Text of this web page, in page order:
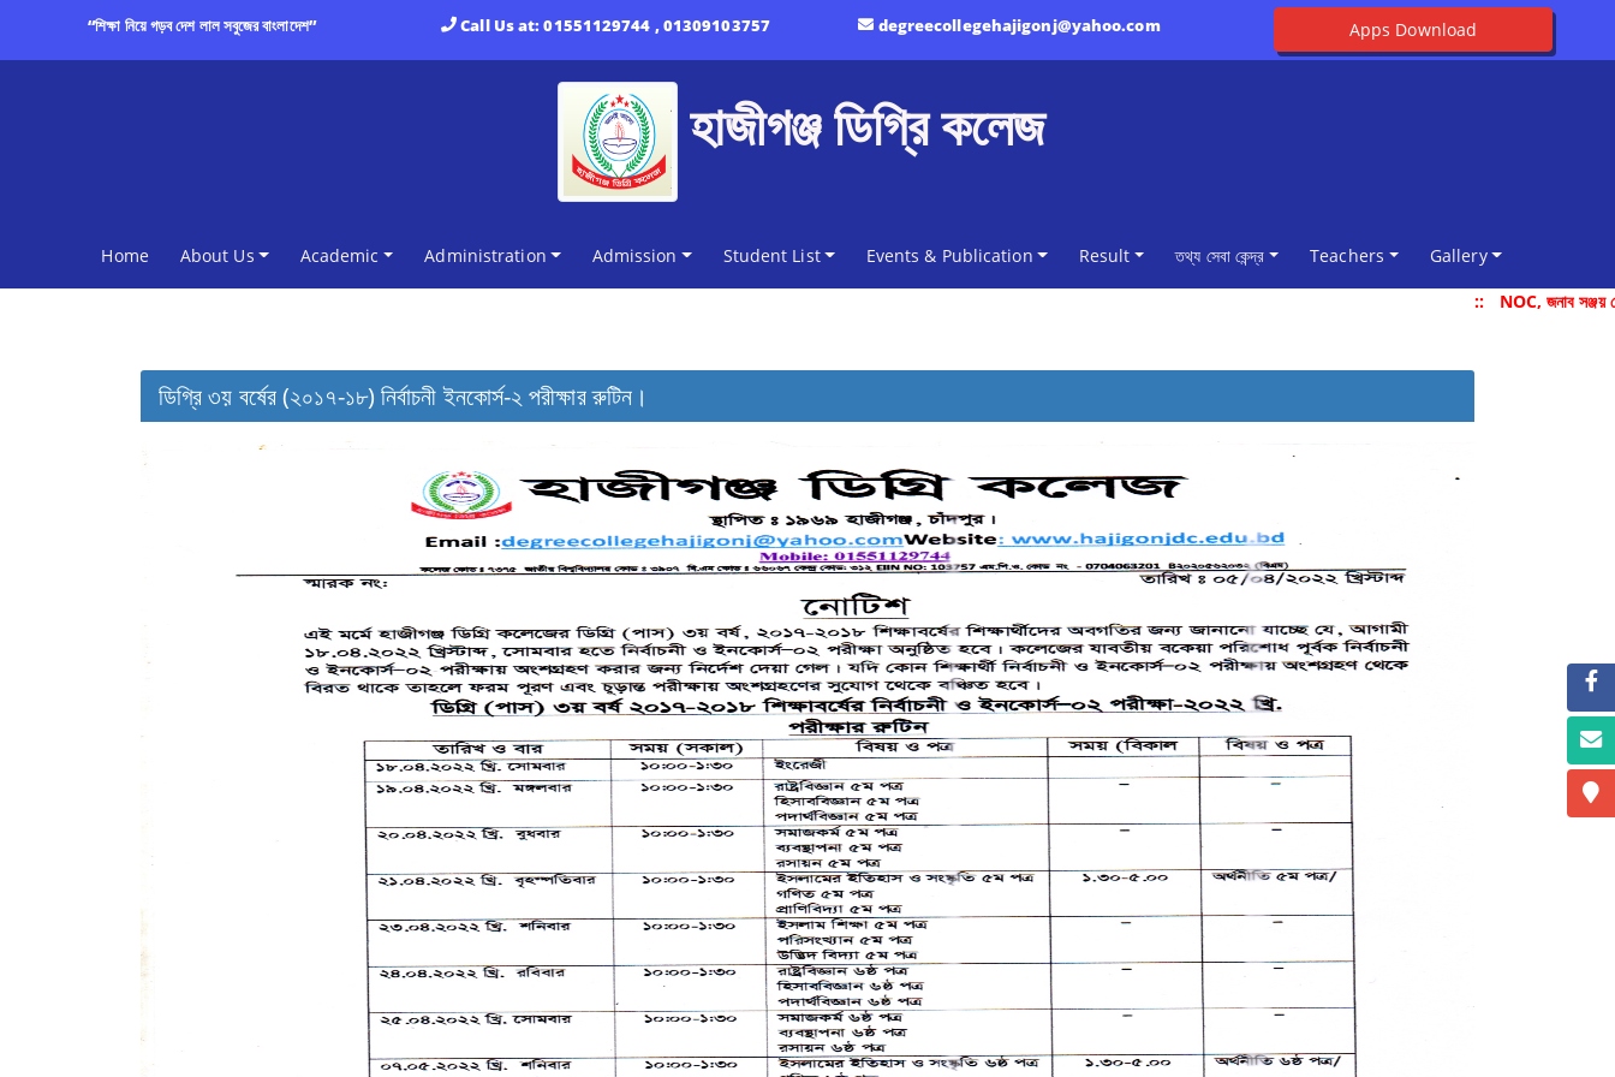
“শিক্ষা নিয়ে গড়ব দেশ লাল সবুজের বাংলাদেশ” Call Us at:01551129744 , 01309103757 degreecollegehajigonj@yahoo.com Apps Download
হাজীগঞ্জ ডিগ্রি কলেজ
Home(current)
About Us Academic Administration Admission Student List Events & Publication Result তথ্য সেবা কেন্দ্র Teachers
Gallery
:: NOC, জনাব সঞ্জয়
ডিগ্রি ৩য় বর্ষের (২০১৭-১৮) নির্বাচনী ইনকোর্স-২ পরীক্ষার রুটিন।